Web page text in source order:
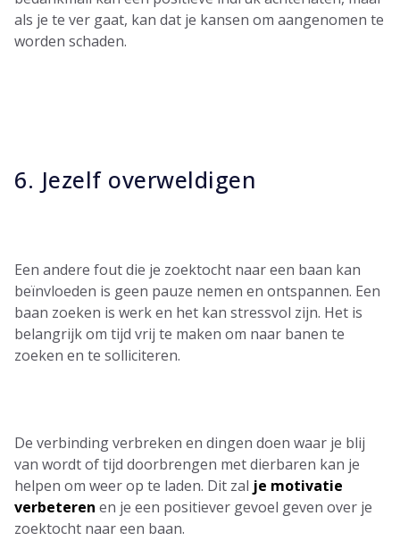
als je te ver gaat, kan dat je kansen om aangenomen te
worden schaden.
6. Jezelf overweldigen
Een andere fout die je zoektocht naar een baan kan
beïnvloeden is geen pauze nemen en ontspannen. Een
baan zoeken is werk en het kan stressvol zijn. Het is
belangrijk om tijd vrij te maken om naar banen te
zoeken en te solliciteren.
De verbinding verbreken en dingen doen waar je blij
van wordt of tijd doorbrengen met dierbaren kan je
helpen om weer op te laden. Dit zal je motivatie
verbeteren en je een positiever gevoel geven over je
zoektocht naar een baan.